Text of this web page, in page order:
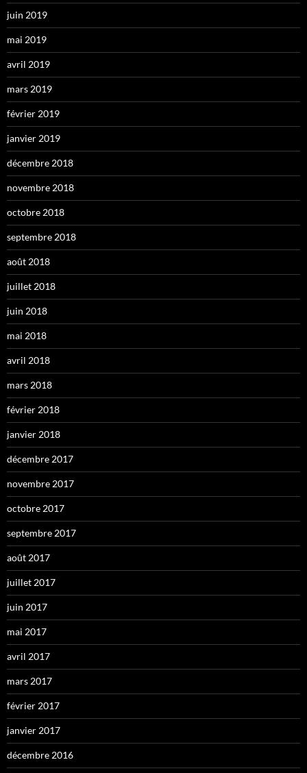
juin 2019
mai 2019
avril 2019
mars 2019
février 2019
janvier 2019
décembre 2018
novembre 2018
octobre 2018
septembre 2018
août 2018
juillet 2018
juin 2018
mai 2018
avril 2018
mars 2018
février 2018
janvier 2018
décembre 2017
novembre 2017
octobre 2017
septembre 2017
août 2017
juillet 2017
juin 2017
mai 2017
avril 2017
mars 2017
février 2017
janvier 2017
décembre 2016